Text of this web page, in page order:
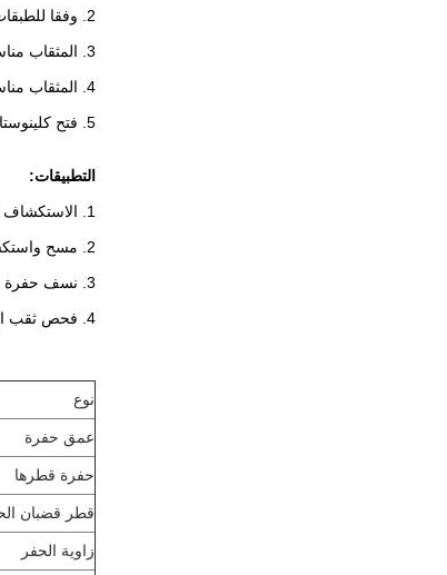
2. وفقا للطبقات المختلفة ، يمكن أن يتم الثقب باستخدام مثقاب الماس ، مثقاب السبيكة الصلبة ، مثقاب المثقاب ، إلخ.
3. المثقاب مناسب في المنطقة الجبلية لأنه يمكن حمله بسهولة لوزن خفيف.
4. المثقاب مناسب للصيانة والإصلاح لهيكل بسيط وتصميم معقول.
5. فتح كلينوستات ، فمن السهل رفع وفقدان الحفر.
التطبيقات:
1. الاستكشاف الجيولوجي الهندسي.
2. مسح واستكشاف الرواسب المعدنية الصلبة.
3. نسف حفرة هندسية.
4. فحص ثقب الهياكل الخرسانية المختلفة.
نوع
عمق حفرة
حفرة قطرها
قطر قضبان
زاوية الحفر